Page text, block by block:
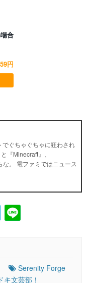
合
円
でぐちゃぐちゃに狂わされ
『Minecraft』、
な。 電ファミではニュース
Serenity Forge
キ文芸部！